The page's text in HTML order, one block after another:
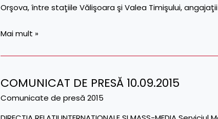
Orşova, între staţiile Vălişoara şi Valea Timişului,
Mai mult »
COMUNICAT DE PRESĂ 10.09.2015
Comunicate de presă 2015
COMUNICAT
DE